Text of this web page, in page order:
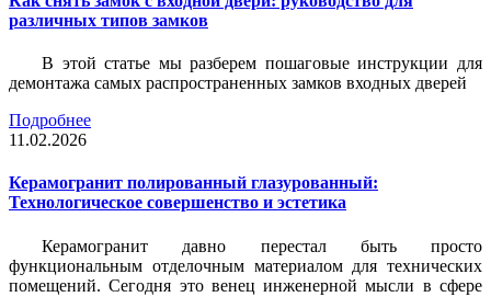
различных типов замков
В этой статье мы разберем пошаговые инструкции для
демонтажа самых распространенных замков входных дверей
Подробнее
11.02.2026
Керамогранит полированный глазурованный:
Технологическое совершенство и эстетика
Керамогранит давно перестал быть просто
функциональным отделочным материалом для технических
помещений. Сегодня это венец инженерной мысли в сфере